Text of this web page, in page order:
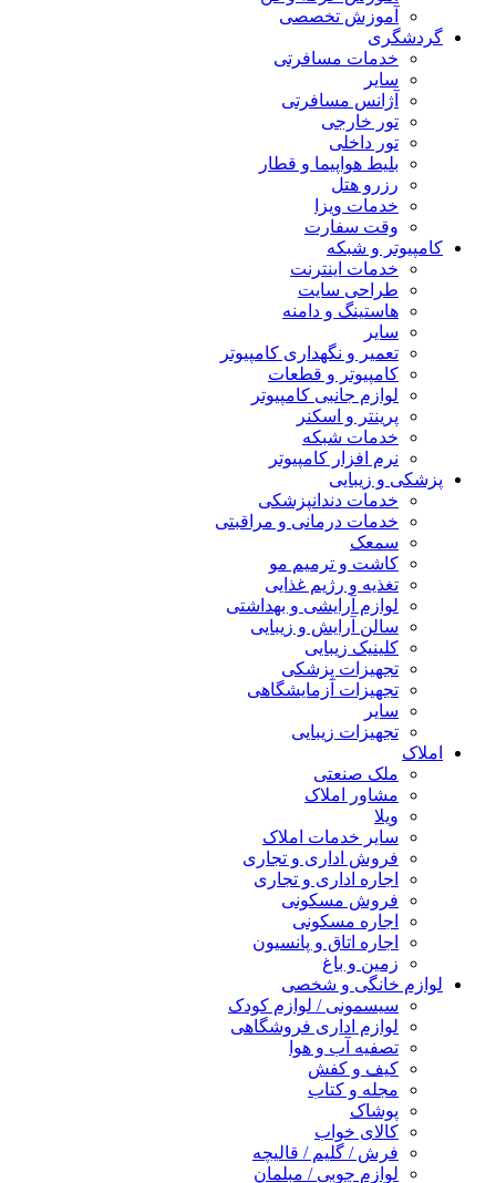
آموزش تخصصی
گردشگری
خدمات مسافرتی
سایر
آژانس مسافرتی
تور خارجی
تور داخلی
بلیط هواپیما و قطار
رزرو هتل
خدمات ویزا
وقت سفارت
کامپیوتر و شبکه
خدمات اینترنت
طراحی سایت
هاستینگ و دامنه
سایر
تعمیر و نگهداری کامپیوتر
کامپیوتر و قطعات
لوازم جانبی کامپیوتر
پرینتر و اسکنر
خدمات شبکه
نرم افزار کامپیوتر
پزشکی و زیبایی
خدمات دندانپزشکی
خدمات درمانی و مراقبتی
سمعک
کاشت و ترمیم مو
تغذیه و رژیم غذایی
لوازم آرایشی و بهداشتی
سالن آرایش و زیبایی
کلینیک زیبایی
تجهیزات پزشکی
تجهیزات آزمایشگاهی
سایر
تجهیزات زیبایی
املاک
ملک صنعتی
مشاور املاک
ویلا
سایر خدمات املاک
فروش اداری و تجاری
اجاره اداری و تجاری
فروش مسکونی
اجاره مسکونی
اجاره اتاق و پانسیون
زمین و باغ
لوازم خانگی و شخصی
سیسمونی / لوازم کودک
لوازم اداری فروشگاهی
تصفیه آب و هوا
کیف و کفش
مجله و کتاب
پوشاک
کالای خواب
فرش / گلیم / قالیچه
لوازم چوبی / مبلمان